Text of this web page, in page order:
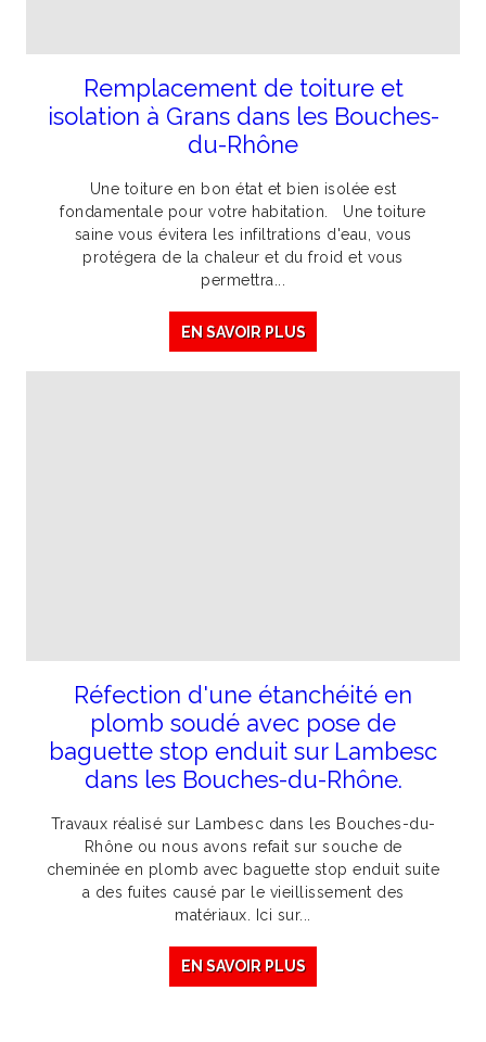
Remplacement de toiture et
isolation à Grans dans les Bouches-
du-Rhône
Une toiture en bon état et bien isolée est
fondamentale pour votre habitation. Une toiture
saine vous évitera les infiltrations d'eau, vous
protégera de la chaleur et du froid et vous
permettra...
EN SAVOIR PLUS
Réfection d'une étanchéité en
plomb soudé avec pose de
baguette stop enduit sur Lambesc
dans les Bouches-du-Rhône.
Travaux réalisé sur Lambesc dans les Bouches-du-
Rhône ou nous avons refait sur souche de
cheminée en plomb avec baguette stop enduit suite
a des fuites causé par le vieillissement des
matériaux. Ici sur...
EN SAVOIR PLUS